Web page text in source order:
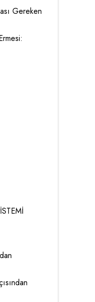
Gereken